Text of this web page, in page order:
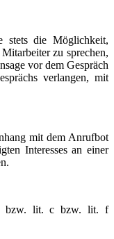
stets die Möglichkeit,
zu sprechen,
vor dem Gespräch
verlangen, mit
mit dem Anrufbot
Interesses an einer
bzw. lit. c bzw. lit. f